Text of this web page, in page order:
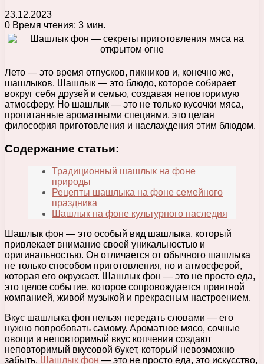
23.12.2023
0 Время чтения: 3 мин.
Лето — это время отпусков, пикников и, конечно же,
шашлыков. Шашлык — это блюдо, которое собирает
вокруг себя друзей и семью, создавая неповторимую
атмосферу. Но шашлык — это не только кусочки мяса,
пропитанные ароматными специями, это целая
философия приготовления и наслаждения этим блюдом.
Содержание статьи:
Традиционный шашлык на фоне
природы
Рецепты шашлыка на фоне семейного
праздника
Шашлык на фоне культурного наследия
Шашлык фон — это особый вид шашлыка, который
привлекает внимание своей уникальностью и
оригинальностью. Он отличается от обычного шашлыка
не только способом приготовления, но и атмосферой,
которая его окружает. Шашлык фон — это не просто еда,
это целое событие, которое сопровождается приятной
компанией, живой музыкой и прекрасным настроением.
Вкус шашлыка фон нельзя передать словами — его
нужно попробовать самому. Ароматное мясо, сочные
овощи и неповторимый вкус копчения создают
неповторимый вкусовой букет, который невозможно
забыть. Шашлык фон — это не просто еда, это искусство,